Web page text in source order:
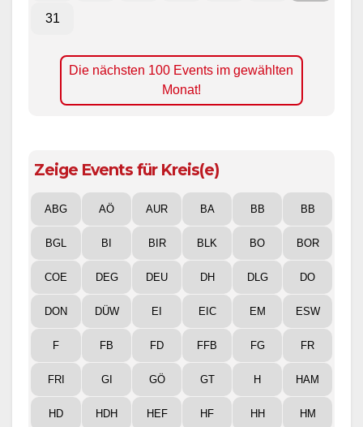
31
Die nächsten 100 Events im gewählten
Monat!
Zeige Events für Kreis(e)
ABG AÖ AUR BA BB BB
BGL BI BIR BLK BO BOR
COE DEG DEU DH DLG DO
DON DÜW EI EIC EM ESW
F FB FD FFB FG FR
FRI GI GÖ GT H HAM
HD HDH HEF HF HH HM